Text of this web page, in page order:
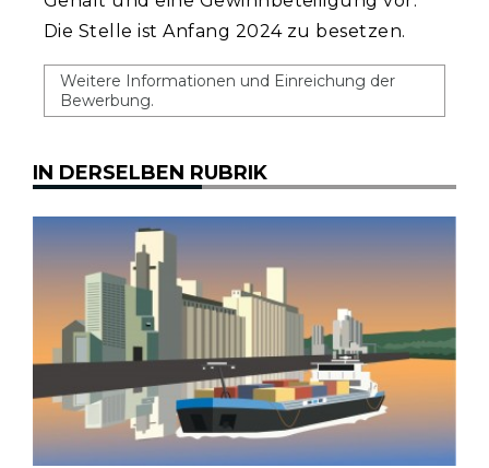
Die Stelle ist Anfang 2024 zu besetzen.
Weitere Informationen und Einreichung der
Bewerbung.
IN DERSELBEN RUBRIK